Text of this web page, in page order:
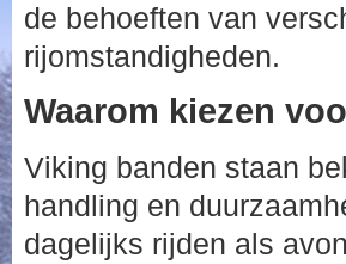
de behoeften van
rijomstandigheden.
Waarom kiezen
Viking banden staan
handling en
dagelijks rijden als